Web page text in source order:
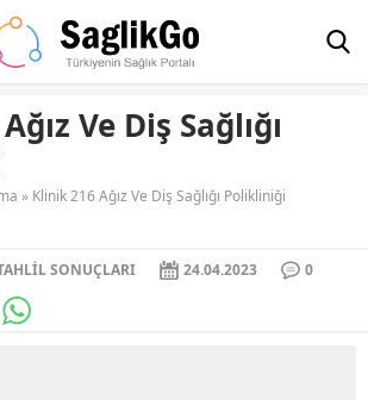
Ve Diş Sağlığı
» Klinik 216 Ağız Ve Diş Sağlığı Polikliniği
SONUÇLARI 24.04.2023
0